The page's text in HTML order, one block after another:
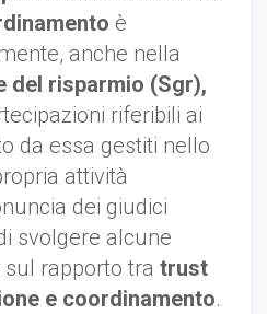
è
anche nella
del risparmio (Sgr),
riferibili ai
da essa gestiti nello
attività
dei giudici
svolgere alcune
rapporto tra trust
e coordinamento.